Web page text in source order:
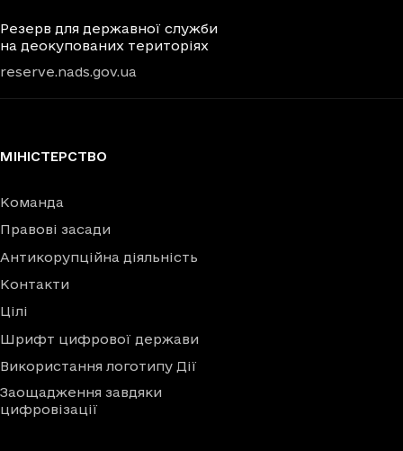
Резерв для державної служби
на деокупованих територіях
reserve.nads.gov.ua
МІНІСТЕРСТВО
Команда
Правові засади
Антикорупційна діяльність
Контакти
Цілі
Шрифт цифрової держави
Використання логотипу Дії
Заощадження завдяки
цифровізації